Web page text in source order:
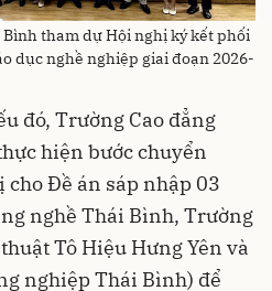
tham dự Hội nghị ký kết phối
dục nghề nghiệp giai đoạn 2026-
đó, Trường Cao đẳng
hiện bước chuyển
Đề án sáp nhập 03
nghề Thái Bình, Trường
Tô Hiệu Hưng Yên và
nghiệp Thái Bình) để